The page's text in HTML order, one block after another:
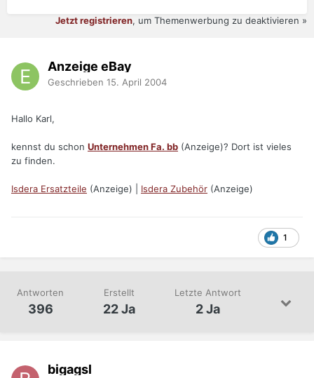
Jetzt registrieren, um Themenwerbung zu deaktivieren »
Anzeige eBay
Geschrieben 15. April 2004
Hallo Karl,
kennst du schon Unternehmen Fa. bb (Anzeige)? Dort ist vieles
zu finden.
Isdera Ersatzteile (Anzeige) | Isdera Zubehör (Anzeige)
1
Antworten
396
Erstellt
22 Ja
Letzte Antwort
2 Ja
bigagsl